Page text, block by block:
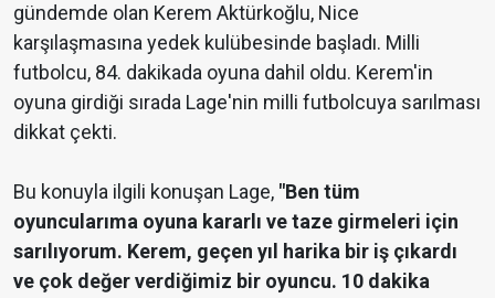
gündemde olan Kerem Aktürkoğlu, Nice
karşılaşmasına yedek kulübesinde başladı. Milli
futbolcu, 84. dakikada oyuna dahil oldu. Kerem'in
oyuna girdiği sırada Lage'nin milli futbolcuya sarılması
dikkat çekti.
Bu konuyla ilgili konuşan Lage, "Ben tüm
oyuncularıma oyuna kararlı ve taze girmeleri için
sarılıyorum. Kerem, geçen yıl harika bir iş çıkardı
ve çok değer verdiğimiz bir oyuncu. 10 dakika